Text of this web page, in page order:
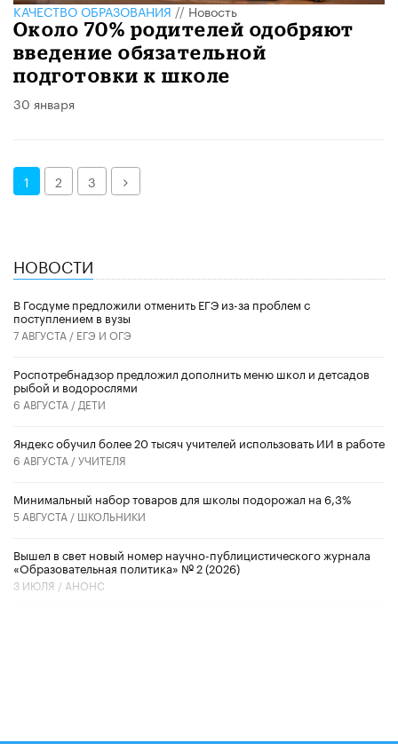
КАЧЕСТВО ОБРАЗОВАНИЯ//Новость
Около 70% родителей одобряют
введение обязательной
подготовки к школе
30 января
1 2 3 Далее
НОВОСТИ
В Госдуме предложили отменить ЕГЭ из-за проблем с
поступлением в вузы
7 АВГУСТА / ЕГЭ И ОГЭ
Роспотребнадзор предложил дополнить меню школ и детсадов
рыбой и водорослями
6 АВГУСТА / ДЕТИ
​Яндекс обучил более 20 тысяч учителей использовать ИИ в работе
6 АВГУСТА /УЧИТЕЛЯ
Минимальный набор товаров для школы подорожал на 6,3%
5 АВГУСТА / ШКОЛЬНИКИ
Вышел в свет новый номер научно-публицистического журнала
«Образовательная политика» № 2 (2026)
3 ИЮЛЯ / АНОНС